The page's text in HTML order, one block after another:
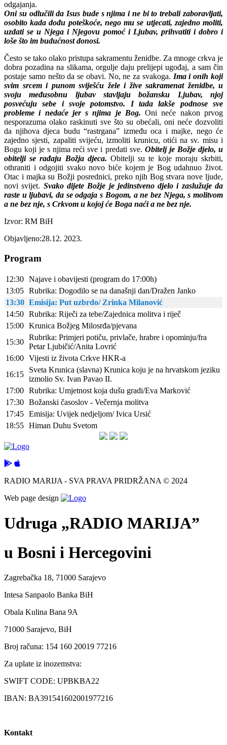
odgajanja.
Oni su odlučili da Isus bude s njima i ne bi to trebali zaboravljati,
osobito kada dođu poteškoće, nego mu se utjecati, zajedno moliti,
uzdati se u Njega i Njegovu pomoć i Ljubav, prihvatiti i dobro i
loše što im budućnost donosi.
Često se tako olako pristupa sakramentu ženidbe. Za mnoge crkva je
dobra pozadina na slikama, orgulje daju prelijepi ugođaj, a sam čin
postaje samo nešto da se obavi. No, ne za svakoga. Ima i onih koji
svim srcem i punom sviješću žele i žive sakramenat ženidbe, u
svoju međusobnu ljubav stavljaju božansku Ljubav, njoj
posvećuju sebe i svoje potomstvo. I tada lakše podnose sve
probleme i nedaće jer s njima je Bog. Oni neće nakon prvog
nesporazuma olako raskinuti sve što su obećali, oni neće dozvoliti
da njihova djeca budu “rastrgana” između oca i majke, nego će
zajedno sjesti, zapaliti svijeću, izmoliti krunicu, otići na sv. misu i
Bogu koji je s njima reći sve i predati sve. Obitelj je Božje djelo, u
obitelji se rađaju Božja djeca. Obitelji su te koje moraju skrbiti,
othraniti i odgojiti svako novo biće kojem je Bog udahnuo život.
Otac i majka su Božji posrednici, preko njih Bog stvara nove ljude,
novi svijet. Svako dijete Božje je jedinstveno djelo i zaslužuje da
raste u ljubavi, da se odgaja s Bogom, a ne bez Njega, s molitvom
a ne bez nje, s Crkvom u kojoj će Boga naći a ne bez nje.
Izvor: RM BiH
Objavljeno:28.12. 2023.
Program
12:30 Najave i obavijesti (program do 17:00h)
13:05 Rubrika: Dogodilo se na današnji dan/Dražen Janko
13:30 Emisija: Put uzbrdo/ Zrinka Milanović
14:50 Rubrika: Riječi za tebe/Zajednica molitva i riječ
15:00 Krunica Božjeg Milosrđa/pjevana
15:30
Rubrika: Primjeri potiču, privlače, hrabre i opominju/fra
Petar Ljubičić/Anita Lovrić
16:00 Vijesti iz života Crkve HKR-a
16:15
Sveta Krunica (slavna) Krunica koju je na hrvatskom jeziku
izmolio Sv. Ivan Pavao II.
17:00 Rubrika: Umjetnost koja dušu gradi/Eva Marković
17:30 Božanski časoslov - Večernja molitva
17:45 Emisija: Uvijek nedjeljom/ Ivica Ursić
18:55 Himan Duhu Svetom
RADIO MARIJA - SVA PRAVA PRIDRŽANA © 2024
Web page design
Udruga „RADIO MARIJA”
u Bosni i Hercegovini
Zagrebačka 18, 71000 Sarajevo
Intesa Sanpaolo Banka BiH
Obala Kulina Bana 9A
71000 Sarajevo, BiH
Broj računa: 154 160 20019 77216
Za uplate iz inozemstva:
SWIFT CODE: UPBKBA22
IBAN: BA391541602001977216
Kontakt